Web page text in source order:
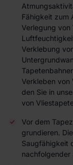
Fähigkeit zum
Verlegung von
Verklebung
Verkleben von
den Sie in
von
Vor dem
grundieren.
Saugfähigkeit
nachfolgender